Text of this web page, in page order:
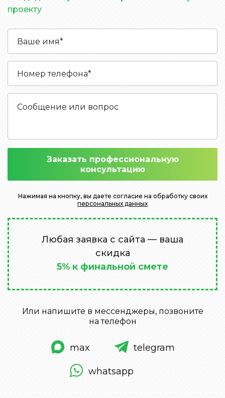
проекту
Заказать профессиональную
консультацию
Нажимая на кнопку, вы даете согласие на обработку своих
персональных данных
Любая заявка с сайта — ваша
скидка
5% к финальной смете
Или напишите в мессенджеры, позвоните
на телефон
max telegram
whatsapp